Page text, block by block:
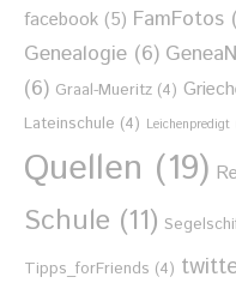
facebook (5) FamFotos
Genealogie (6)
(6) Graal-Mueritz (4)
Lateinschule (4) Leichenpredigt
Quellen (19)
Schule (11)
Tipps_forFriends (4)